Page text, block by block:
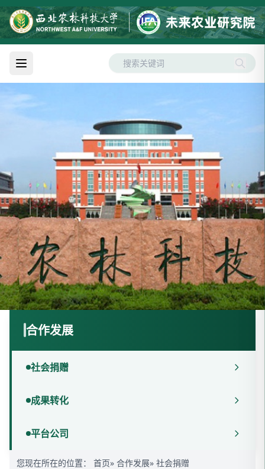
合作发展
社会捐赠
成果转化
平台公司
您现在所在的位置： 首页» 合作发展» 社会捐赠